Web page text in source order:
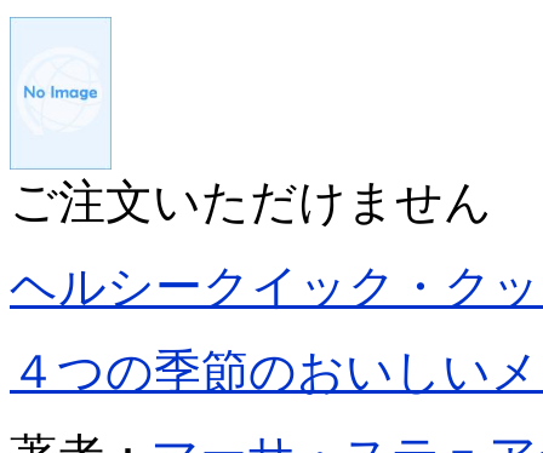
ご注文いただけません
ヘルシークイック・ク
４つの季節のおいしい